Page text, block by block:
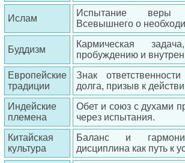
Ислам
Испытание
Всевышнего о
Буддизм
Кармическая
пробуждению и
Европейские
традиции
Знак
долга, призыв к
Индейские
племена
Обет и союз с духами
через испытания.
Китайская
культура
Баланс и
дисциплина как путь к